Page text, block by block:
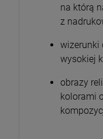
na którą
z
wizerunki
wysokiej
obrazy
kolorami